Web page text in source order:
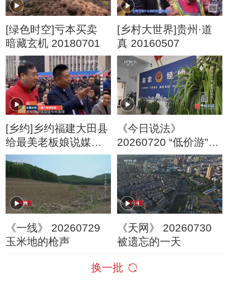
[绿色时空]亏本买卖
暗藏玄机 20180701
[乡村大世界]贵州·道
真 20160507
[乡约]乡约福建大田县
给最美老板娘说媒
20160521
《今日说法》
20260720 “低价游”的
隐秘圈套
《一线》 20260729
玉米地的枪声
《天网》 20260730
被遗忘的一天
换一批